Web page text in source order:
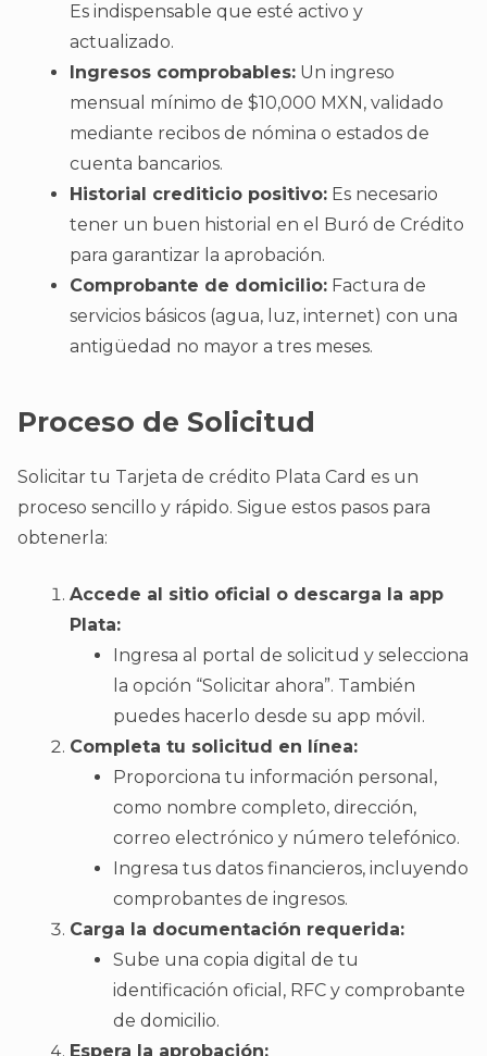
Es indispensable que esté activo y
actualizado.
Ingresos comprobables: Un ingreso
mensual mínimo de $10,000 MXN, validado
mediante recibos de nómina o estados de
cuenta bancarios.
Historial crediticio positivo: Es necesario
tener un buen historial en el Buró de Crédito
para garantizar la aprobación.
Comprobante de domicilio: Factura de
servicios básicos (agua, luz, internet) con una
antigüedad no mayor a tres meses.
Proceso de Solicitud
Solicitar tu Tarjeta de crédito Plata Card es un
proceso sencillo y rápido. Sigue estos pasos para
obtenerla:
Accede al sitio oficial o descarga la app
Plata:
Ingresa al portal de solicitud y selecciona
la opción “Solicitar ahora”. También
puedes hacerlo desde su app móvil.
Completa tu solicitud en línea:
Proporciona tu información personal,
como nombre completo, dirección,
correo electrónico y número telefónico.
Ingresa tus datos financieros, incluyendo
comprobantes de ingresos.
Carga la documentación requerida:
Sube una copia digital de tu
identificación oficial, RFC y comprobante
de domicilio.
Espera la aprobación: